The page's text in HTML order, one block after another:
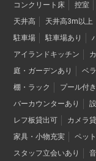
コンクリート床
控室
天井高
天井高3m以上
駐車場
駐車場あり
アイランドキッチン
庭・ガーデンあり
ベ
棚・ラック
プール付き
バーカウンターあり
レフ板貸出可
カメラ
家具・小物充実
ペッ
スタッフ立会いあり